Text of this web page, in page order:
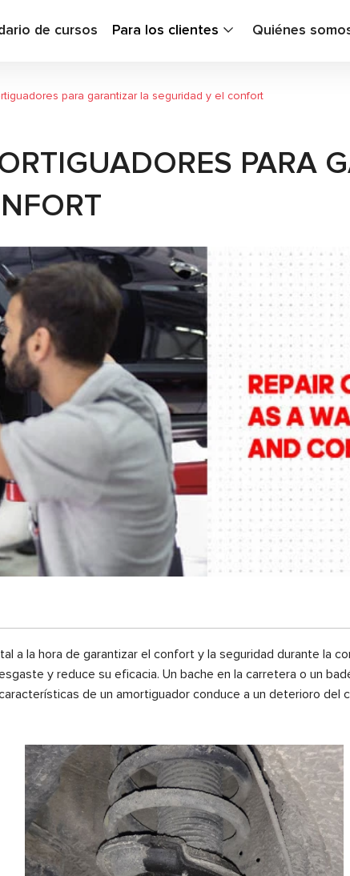
de cursos Para los clientes Quiénes
para garantizar la seguridad y el confort
PARA
a la hora de garantizar el confort y la seguridad durante la
y reduce su eficacia. Un bache en la carretera o un
de un amortiguador conduce a un deterioro